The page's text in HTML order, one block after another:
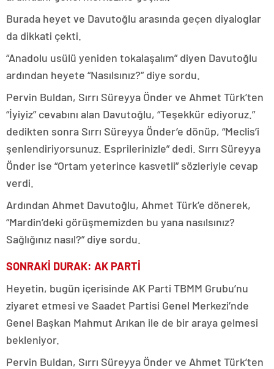
Burada heyet ve Davutoğlu arasında geçen diyaloglar
da dikkati çekti.
“Anadolu usülü yeniden tokalaşalım” diyen Davutoğlu
ardından heyete “Nasılsınız?” diye sordu.
Pervin Buldan, Sırrı Süreyya Önder ve Ahmet Türk’ten
“İyiyiz” cevabını alan Davutoğlu, “Teşekkür ediyoruz.”
dedikten sonra Sırrı Süreyya Önder’e dönüp, “Meclis’i
şenlendiriyorsunuz. Esprilerinizle” dedi. Sırrı Süreyya
Önder ise “Ortam yeterince kasvetli” sözleriyle cevap
verdi.
Ardından Ahmet Davutoğlu, Ahmet Türk’e dönerek,
“Mardin’deki görüşmemizden bu yana nasılsınız?
Sağlığınız nasıl?” diye sordu.
SONRAKİ DURAK: AK PARTİ
Heyetin, bugün içerisinde AK Parti TBMM Grubu’nu
ziyaret etmesi ve Saadet Partisi Genel Merkezi’nde
Genel Başkan Mahmut Arıkan ile de bir araya gelmesi
bekleniyor.
Pervin Buldan, Sırrı Süreyya Önder ve Ahmet Türk’ten